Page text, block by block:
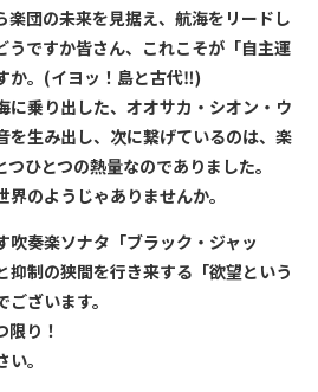
楽団の未来を見据え、航海をリードし
うですか皆さん、これこそが「自主運
か。(イヨッ！島と古代‼︎)
に乗り出した、オオサカ・シオン・ウ
を生み出し、次に繋げているのは、楽
ひとつの熱量なのでありました。
のようじゃありませんか。
吹奏楽ソナタ「ブラック・ジャッ
抑制の狭間を行き来する「欲望という
ざいます。
限り！
。